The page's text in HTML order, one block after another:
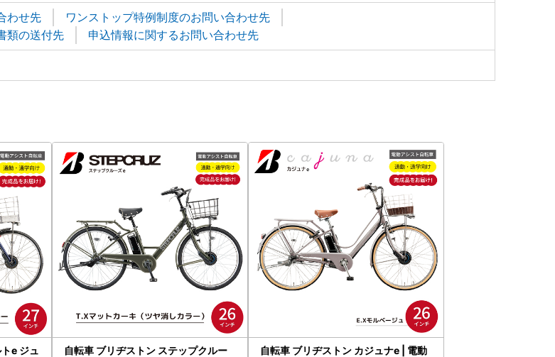
わせ先
ワンストップ特例制度のお問い合わせ先
類の送付先
申込情報に関するお問い合わせ先
ュ
自転車 ブリヂストン ステップクルー
自転車 ブリヂストン カジュナe | 電動